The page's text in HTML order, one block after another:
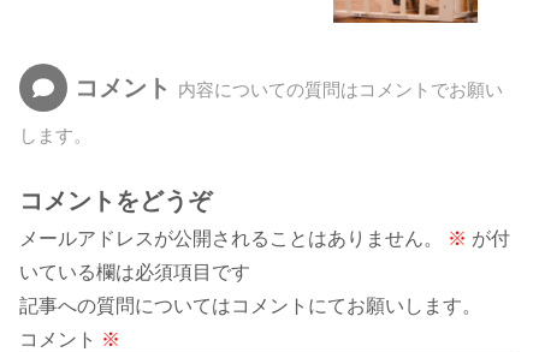
コメント 内容についての質問はコメントでお願い
します。
コメントをどうぞ
メールアドレスが公開されることはありません。 ※ が付
いている欄は必須項目です
記事への質問についてはコメントにてお願いします。
コメント ※